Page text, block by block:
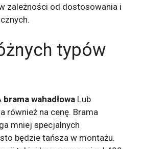
zależności od dostosowania i
typów
brama wahadłowa Lub
również na cenę. Brama
mniej specjalnych
będzie tańsza w montażu.